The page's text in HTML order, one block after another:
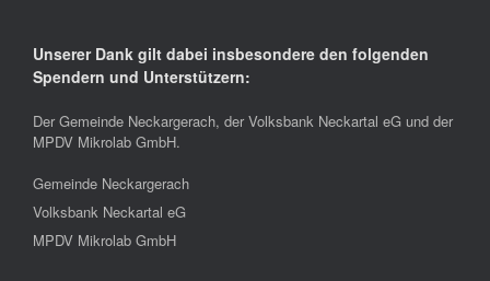
Unserer Dank gilt dabei insbesondere den folgenden
Spendern und Unterstützern:
Der Gemeinde Neckargerach, der Volksbank Neckartal eG und der
MPDV Mikrolab GmbH.
Gemeinde Neckargerach
Volksbank Neckartal eG
MPDV Mikrolab GmbH